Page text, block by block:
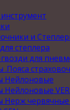
и
степлера
для
.Пояса
Нейлоновые
Нейлоновые
Нерж червячные